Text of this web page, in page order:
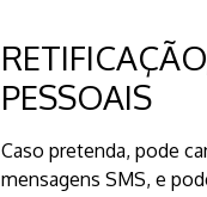
PESSOAIS
Caso pretenda, pode
mensagens SMS, e